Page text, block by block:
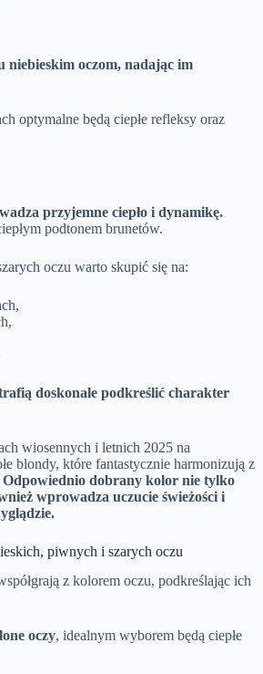
niebieskim oczom, nadając im
optymalne będą ciepłe refleksy oraz
przyjemne ciepło i dynamikę.
podtonem brunetów.
oczu warto skupić się na:
doskonale podkreślić charakter
wiosennych i letnich 2025 na
blondy, które fantastycznie harmonizują z
Odpowiednio dobrany kolor nie tylko
wprowadza uczucie świeżości i
piwnych i szarych oczu
z kolorem oczu, podkreślając ich
oczy, idealnym wyborem będą ciepłe